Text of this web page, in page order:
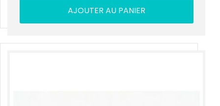
AJOUTER AU PANIER